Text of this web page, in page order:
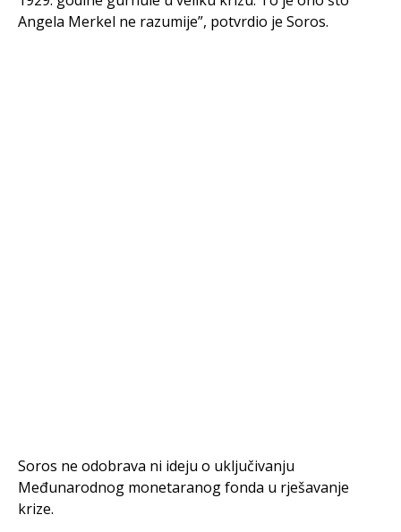
Angela Merkel ne razumije”, potvrdio je Soros.
Soros ne odobrava ni ideju o uključivanju
Međunarodnog monetaranog fonda u rješavanje
krize.